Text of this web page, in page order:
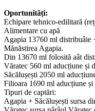
Oportunități:
Echipare tehnico-edilitară
Alimentare cu apă
Agapia 13760 ml distribuâie
Mănăstirea Agapia.
Din 13670 ml folosită aât
Văratec 560 ml aducțiune și
Săcălușești 2050 ml
Filioara 1690 ml aducțiune
Tipuri de captări:
Agapia + Săcălușești sursa